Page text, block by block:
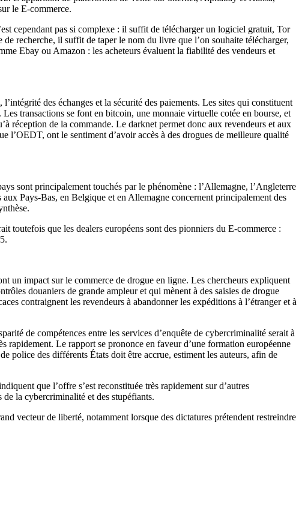
le E-commerce.
cependant pas si complexe : il suffit de télécharger un logiciel gratuit, Tor
recherche, il suffit de taper le nom du livre que l’on souhaite télécharger,
Ebay ou Amazon : les acheteurs évaluent la fiabilité des vendeurs et
des échanges et la sécurité des paiements. Les sites qui constituent
transactions se font en bitcoin, une monnaie virtuelle cotée en bourse, et
réception de la commande. Le darknet permet donc aux revendeurs et aux
l’OEDT, ont le sentiment d’avoir accès à des drogues de meilleure qualité
sont principalement touchés par le phénomène : l’Allemagne, l’Angleterre
Pays-Bas, en Belgique et en Allemagne concernent principalement des
toutefois que les dealers européens sont des pionniers du E-commerce :
un impact sur le commerce de drogue en ligne. Les chercheurs expliquent
douaniers de grande ampleur et qui mènent à des saisies de drogue
contraignent les revendeurs à abandonner les expéditions à l’étranger et à
de compétences entre les services d’enquête de cybercriminalité serait à
rapidement. Le rapport se prononce en faveur d’une formation européenne
police des différents États doit être accrue, estiment les auteurs, afin de
que l’offre s’est reconstituée très rapidement sur d’autres
la cybercriminalité et des stupéfiants.
vecteur de liberté, notamment lorsque des dictatures prétendent restreindre